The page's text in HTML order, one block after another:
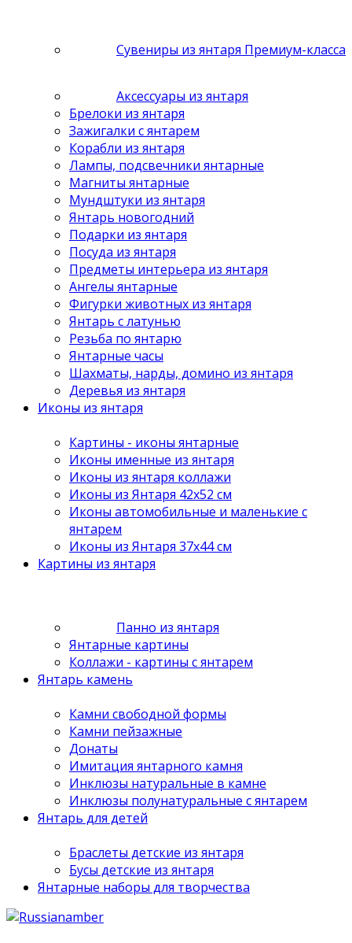
Сувениры из янтаря Премиум-класса
Аксессуары из янтаря
Брелоки из янтаря
Зажигалки с янтарем
Корабли из янтаря
Лампы, подсвечники янтарные
Магниты янтарные
Мундштуки из янтаря
Янтарь новогодний
Подарки из янтаря
Посуда из янтаря
Предметы интерьера из янтаря
Ангелы янтарные
Фигурки животных из янтаря
Янтарь с латунью
Резьба по янтарю
Янтарные часы
Шахматы, нарды, домино из янтаря
Деревья из янтаря
Иконы из янтаря
Картины - иконы янтарные
Иконы именные из янтаря
Иконы из янтаря коллажи
Иконы из Янтаря 42х52 см
Иконы автомобильные и маленькие с
янтарем
Иконы из Янтаря 37х44 см
Картины из янтаря
Панно из янтаря
Янтарные картины
Коллажи - картины с янтарем
Янтарь камень
Камни свободной формы
Камни пейзажные
Донаты
Имитация янтарного камня
Инклюзы натуральные в камне
Инклюзы полунатуральные с янтарем
Янтарь для детей
Браслеты детские из янтаря
Бусы детские из янтаря
Янтарные наборы для творчества